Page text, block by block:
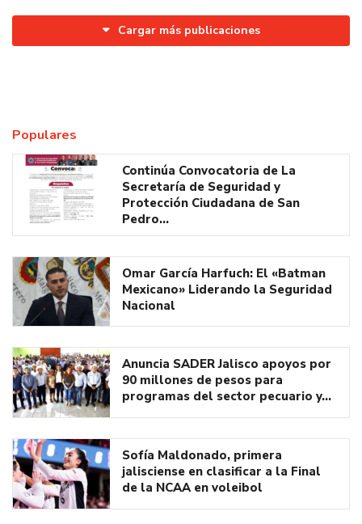
Cargar más publicaciones
Populares
Continúa Convocatoria de La
Secretaría de Seguridad y
Protección Ciudadana de San
Pedro…
Omar García Harfuch: El «Batman
Mexicano» Liderando la Seguridad
Nacional
Anuncia SADER Jalisco apoyos por
90 millones de pesos para
programas del sector pecuario y…
Sofía Maldonado, primera
jalisciense en clasificar a la Final
de la NCAA en voleibol